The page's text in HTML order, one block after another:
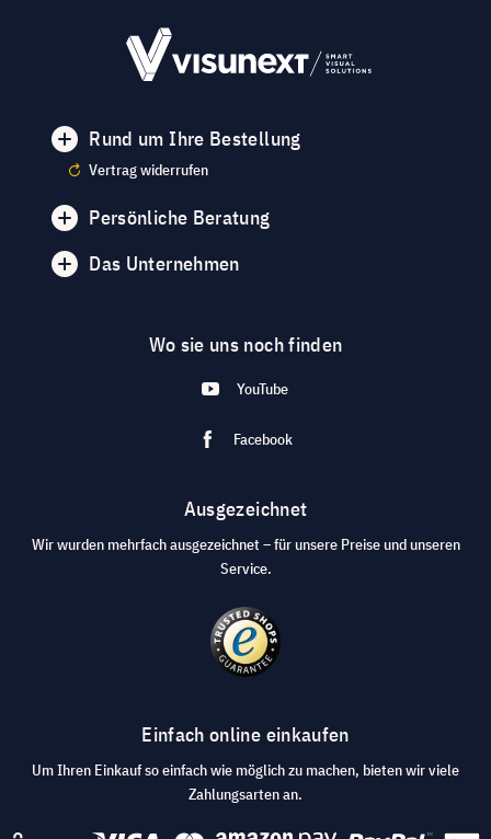
Rund um Ihre Bestellung
Vertrag widerrufen
Persönliche Beratung
Das Unternehmen
Wo sie uns noch finden
YouTube
Facebook
Ausgezeichnet
Wir wurden mehrfach ausgezeichnet – für unsere Preise und unseren
Service.
Einfach online einkaufen
Um Ihren Einkauf so einfach wie möglich zu machen, bieten wir viele
Zahlungsarten an.